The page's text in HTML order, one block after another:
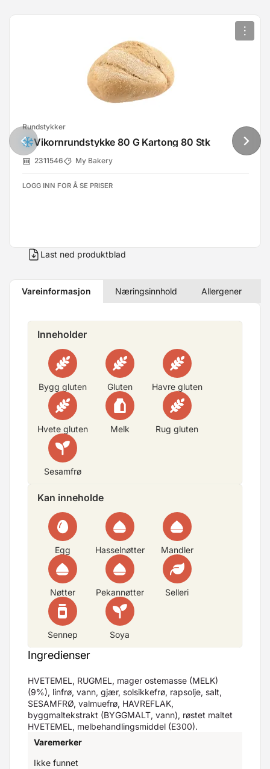
Rundstykker
Vikornrundstykke 80 G Kartong 80 Stk
2311546 My Bakery
LOGG INN FOR Å SE PRISER
Last ned produktblad
Vareinformasjon Næringsinnhold Allergener
Inneholder
Bygg gluten Gluten Havre gluten
Hvete gluten Melk Rug gluten
Sesamfrø
Kan inneholde
Egg Hasselnøtter Mandler
Nøtter Pekannøtter Selleri
Sennep Soya
Ingredienser
HVETEMEL, RUGMEL, mager ostemasse (MELK)
(9%), linfrø, vann, gjær, solsikkefrø, rapsolje, salt,
SESAMFRØ, valmuefrø, HAVREFLAK,
byggmaltekstrakt (BYGGMALT, vann), røstet maltet
HVETEMEL, melbehandlingsmiddel (E300).
Varemerker
Ikke funnet